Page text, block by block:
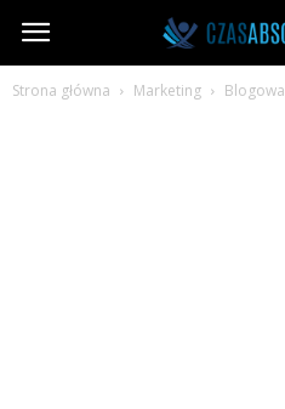
CzasAbsolwenta.pl
Strona główna Marketing